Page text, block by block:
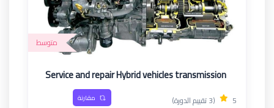
متوسط
Service and repair Hybrid vehicles transmission
5 (3 تقييم الدورة) مقارنة